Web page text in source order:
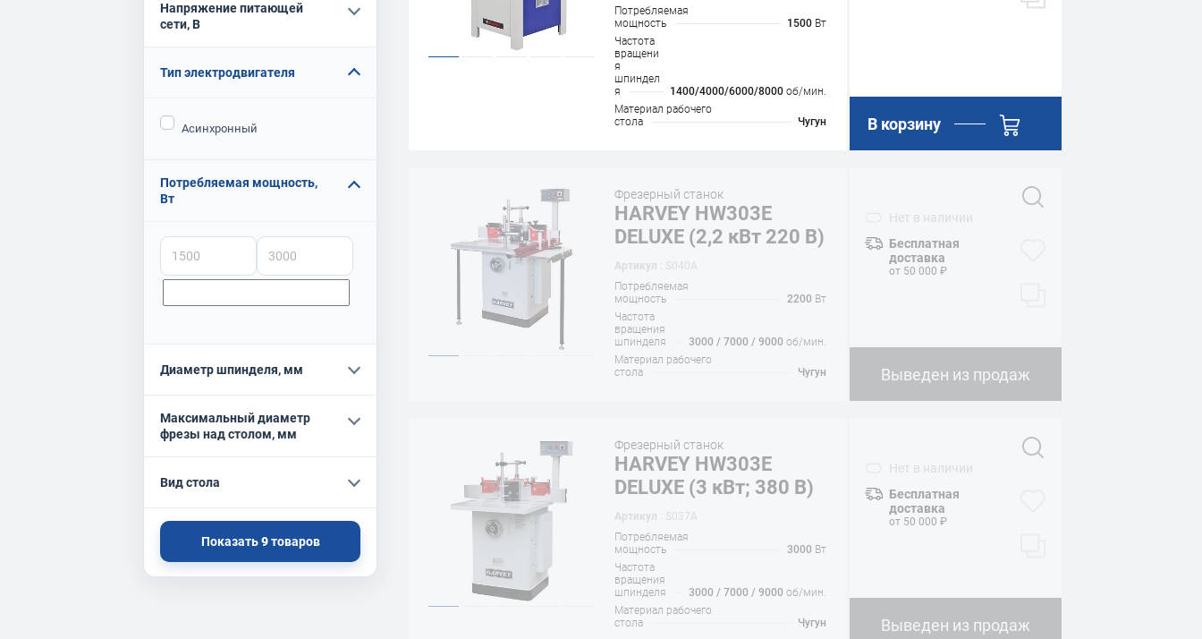
Напряжение питающей
сети, В
Тип электродвигателя
Асинхронный
Потребляемая мощность,
Вт
Диаметр шпинделя, мм
Максимальный диаметр
фрезы над столом, мм
Вид стола
Показать9товаров
Потребляемая
мощность
1500 Вт
Частота
вращени
я
шпиндел
я
1400/4000/6000/8000 об/мин.
Материал рабочего
стола
Чугун В корзину
Фрезерный станок
HARVEY HW303E
DELUXE (2,2 кВт 220 В)
Артикул : S040A
Потребляемая
мощность
2200 Вт
Частота
вращения
шпинделя
3000 / 7000 / 9000 об/мин.
Материал рабочего
стола
Чугун
Нет в наличии
Бесплатная
доставка
от 50 000 ₽
Выведен из продаж
Фрезерный станок
HARVEY HW303E
DELUXE (3 кВт; 380 В)
Артикул : S037A
Потребляемая
мощность
3000 Вт
Частота
вращения
шпинделя
3000 / 7000 / 9000 об/мин.
Материал рабочего
стола
Чугун
Нет в наличии
Бесплатная
доставка
от 50 000 ₽
Выведен из продаж